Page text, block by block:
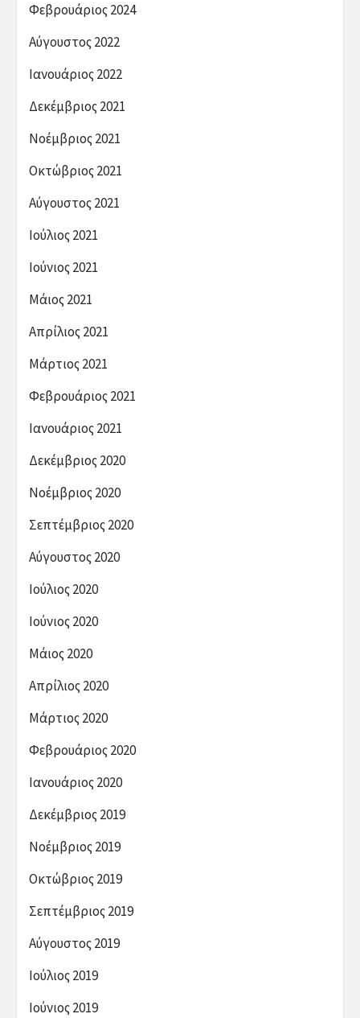
Φεβρουάριος 2024
Αύγουστος 2022
Ιανουάριος 2022
Δεκέμβριος 2021
Νοέμβριος 2021
Οκτώβριος 2021
Αύγουστος 2021
Ιούλιος 2021
Ιούνιος 2021
Μάιος 2021
Απρίλιος 2021
Μάρτιος 2021
Φεβρουάριος 2021
Ιανουάριος 2021
Δεκέμβριος 2020
Νοέμβριος 2020
Σεπτέμβριος 2020
Αύγουστος 2020
Ιούλιος 2020
Ιούνιος 2020
Μάιος 2020
Απρίλιος 2020
Μάρτιος 2020
Φεβρουάριος 2020
Ιανουάριος 2020
Δεκέμβριος 2019
Νοέμβριος 2019
Οκτώβριος 2019
Σεπτέμβριος 2019
Αύγουστος 2019
Ιούλιος 2019
Ιούνιος 2019